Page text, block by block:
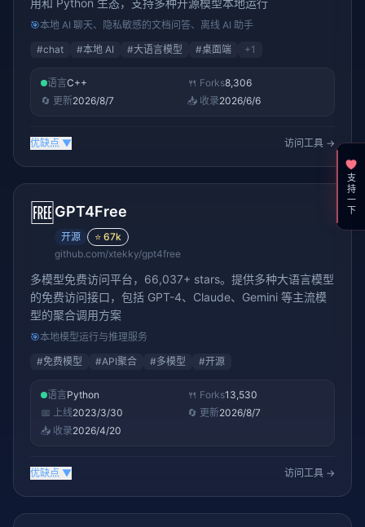
用和 Python 生态，支持多种开源模型本地运行
🎯本地 AI 聊天、隐私敏感的文档问答、离线 AI 助手
#chat #本地 AI #大语言模型 #桌面端 +1
语言C++ 🍴 Forks8,306
🔄 更新2026/8/7 📥 收录2026/6/6
优缺点 ▼ 访问工具 →
🆓GPT4Free
开源 ⭐ 67k
github.com/xtekky/gpt4free
多模型免费访问平台，66,037+ stars。提供多种大语言模型
的免费访问接口，包括 GPT-4、Claude、Gemini 等主流模
型的聚合调用方案
🎯本地模型运行与推理服务
#免费模型 #API聚合 #多模型 #开源
语言Python 🍴 Forks13,530
📅 上线2023/3/30 🔄 更新2026/8/7
📥 收录2026/4/20
优缺点 ▼ 访问工具 →
支持一下